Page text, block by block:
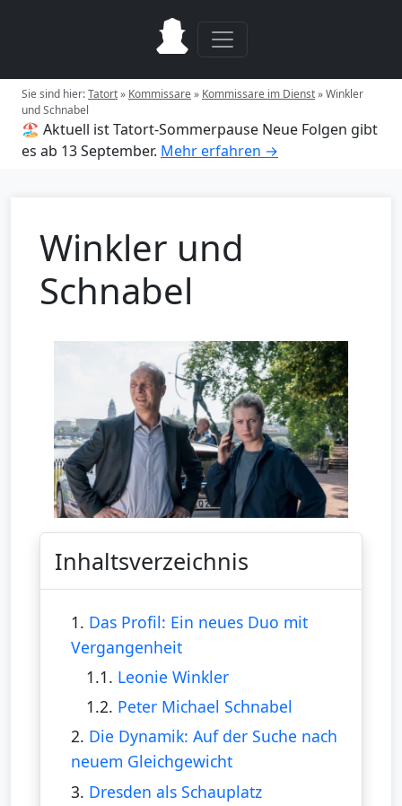
Sie sind hier:Tatort» Kommissare» Kommissare im Dienst»Winkler
und Schnabel
🏖️ Aktuell ist Tatort-Sommerpause Neue Folgen gibt
es ab 13 September. Mehr erfahren →
Winkler und
Schnabel
Inhaltsverzeichnis
1. Das Profil: Ein neues Duo mit
Vergangenheit
1.1. Leonie Winkler
1.2. Peter Michael Schnabel
2. Die Dynamik: Auf der Suche nach
neuem Gleichgewicht
3. Dresden als Schauplatz